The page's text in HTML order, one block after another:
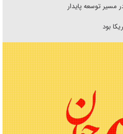
مسیر توسعه پایدار
بود